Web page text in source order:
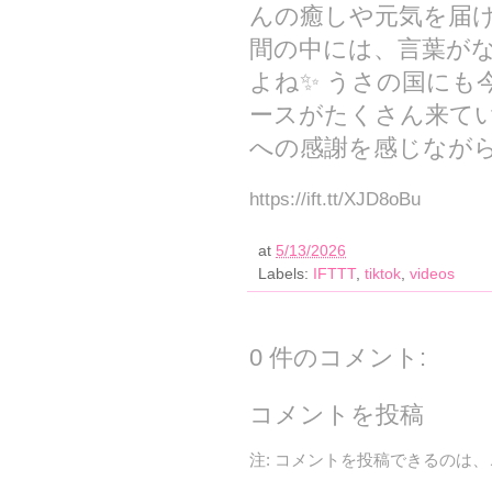
んの癒しや元気を届
間の中には、言葉が
よね✨ うさの国にも
ースがたくさん来て
への感謝を感じなが
https://ift.tt/XJD8oBu
at 5/13/2026
Labels:
IFTTT, tiktok videos
0 件のコメント:
コメントを投稿
注: コメントを投稿できるのは